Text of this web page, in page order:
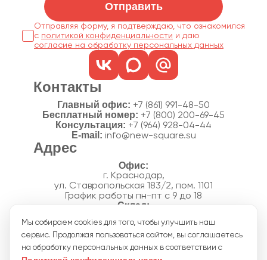
Отправить
Отправляя форму, я подтверждаю, что ознакомился
с политикой конфиденциальности
согласие на обработку персональных данных
Контакты
Главный офис: +7 (861) 991-48-50
Бесплатный номер: +7 (800) 200-69-45
Консультация: +7 (964) 928-04-44
E-mail: info@new-square.su
Адрес
г. Краснодар,
ул. Ставропольская 183/2, пом. 1101
График работы пн-пт с 9 до 18
п. Новознаменский, ул.Производственная, 15
График работы склада пн-пт с 8 до 18
Акции
Мы собираем cookies для того, чтобы улучшить наш
сервис. Продолжая пользоваться сайтом, вы соглашаетесь
на обработку персональных данных в соответствии с